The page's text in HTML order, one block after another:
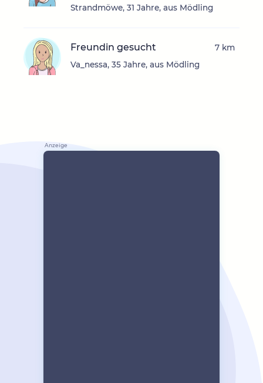
Strandmöwe, 31 Jahre, aus Mödling
Freundin gesucht
Va_nessa, 35 Jahre, aus Mödling
7 km